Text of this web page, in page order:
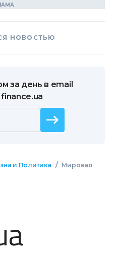
НОВОСТЬЮ
за день в email
и Политика / Мировая